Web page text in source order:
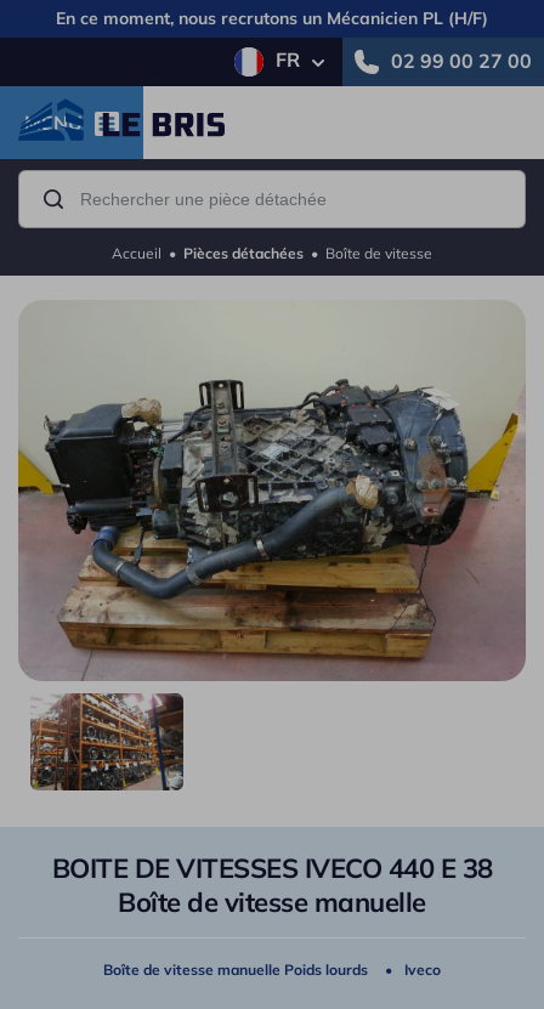
En ce moment, nous recrutons un Mécanicien PL (H/F)
FR 02 99 00 27 00
MENU
Accueil • Pièces détachées • Boîte de vitesse
BOITE DE VITESSES IVECO 440 E 38
Boîte de vitesse manuelle
Boîte de vitesse manuelle Poids lourds Iveco